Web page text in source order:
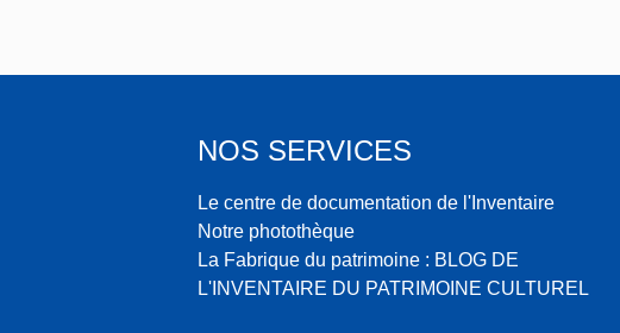
NOS SERVICES
Le centre de documentation de l'Inventaire
Notre photothèque
La Fabrique du patrimoine : BLOG DE
L'INVENTAIRE DU PATRIMOINE CULTUREL